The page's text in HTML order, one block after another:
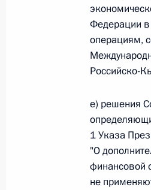
26 июля 2026
О внесении
и
изменений в
26 июля 2026
Федерации в
операциям,
Российско-
е) решения
1 Указа
"О
финансовой
не